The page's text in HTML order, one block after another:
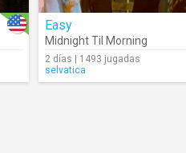
Easy
Midnight Til Morning
2 días | 1493 jugadas
selvatica